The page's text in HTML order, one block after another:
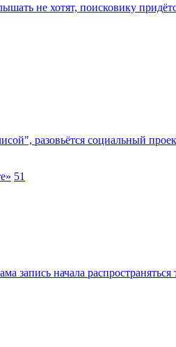
не хотят, поисковику
разовьётся социальный
51
начала распространяться